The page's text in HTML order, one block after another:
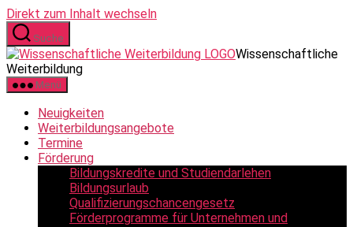
Direkt zum Inhalt wechseln
Suche
Wissenschaftliche
Weiterbildung
Menü
Neuigkeiten
Weiterbildungsangebote
Termine
Förderung
Bildungskredite und Studiendarlehen
Bildungsurlaub
Qualifizierungschancengesetz
Förderprogramme für Unternehmen und